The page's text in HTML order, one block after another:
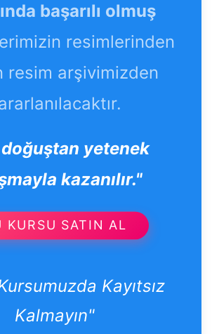
başarılı olmuş
resimlerinden
resim arşivimizden
doğuştan yetenek
kazanılır."
KURSU SATIN AL
Kayıtsız
Kalmayın"